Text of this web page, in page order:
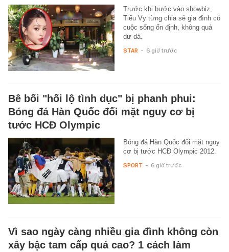
Trước khi bước vào showbiz,
Tiểu Vy từng chia sẻ gia đình có
cuộc sống ổn định, không quá
dư dả.
STAR - 6 giờ trước
Bê bối "hối lộ tình dục" bị phanh phui:
Bóng đá Hàn Quốc đối mặt nguy cơ bị
tước HCĐ Olympic
Bóng đá Hàn Quốc đối mặt nguy
cơ bị tước HCĐ Olympic 2012.
SPORT - 6 giờ trước
Vì sao ngày càng nhiều gia đình không còn
xây bậc tam cấp quá cao? 1 cách làm